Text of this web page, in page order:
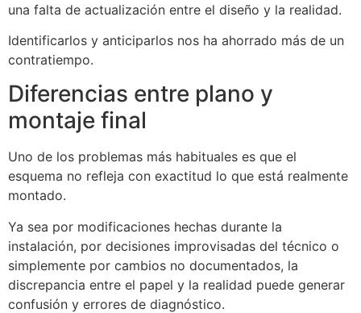
una falta de actualización entre el diseño y la realidad.
Identificarlos y anticiparlos nos ha ahorrado más de un
contratiempo.
Diferencias entre plano y
montaje final
Uno de los problemas más habituales es que el
esquema no refleja con exactitud lo que está realmente
montado.
Ya sea por modificaciones hechas durante la
instalación, por decisiones improvisadas del técnico o
simplemente por cambios no documentados, la
discrepancia entre el papel y la realidad puede generar
confusión y errores de diagnóstico.